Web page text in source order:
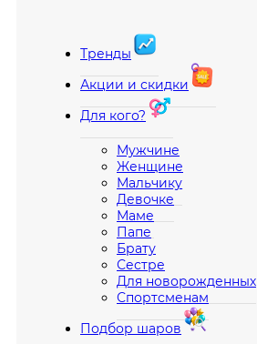
Тренды
Акции и скидки
Для кого?
Мужчине
Женщине
Мальчику
Девочке
Маме
Папе
Брату
Сестре
Для новорожденных
Спортсменам
Подбор шаров